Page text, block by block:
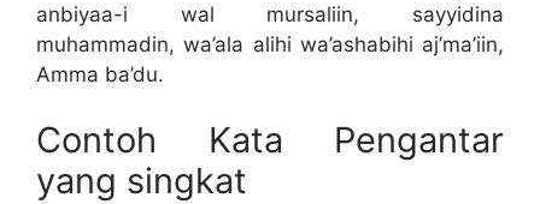
anbiyaa-i wal mursaliin, sayyidina
muhammadin, wa’ala alihi wa’ashabihi aj’ma’iin,
Amma ba’du.
Contoh Kata Pengantar
yang singkat